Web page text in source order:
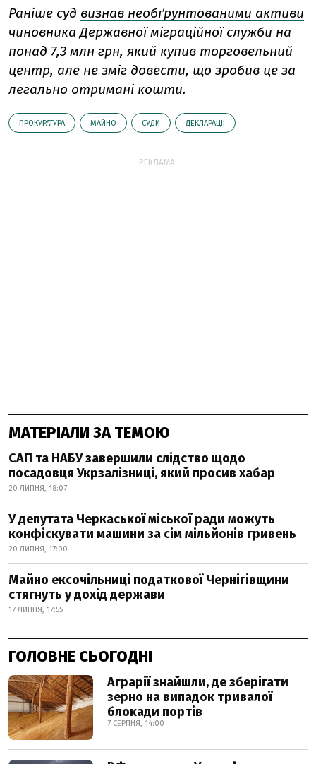
Раніше суд визнав необґрунтованими активи
чиновника Державної міграційної служби на
понад 7,3 млн грн, який купив торговельний
центр, але не зміг довести, що зробив це за
легально отримані кошти.
ПРОКУРАТУРА МАЙНО СУДИ ДЕКЛАРАЦІЇ
РЕКЛАМА:
МАТЕРІАЛИ ЗА ТЕМОЮ
САП та НАБУ завершили слідство щодо
посадовця Укрзалізниці, який просив хабар
20 ЛИПНЯ, 18:07
У депутата Черкаської міської ради можуть
конфіскувати машини за сім мільйонів гривень
20 ЛИПНЯ, 17:00
Майно ексочільниці податкової Чернігівщини
стягнуть у дохід держави
17 ЛИПНЯ, 17:55
ГОЛОВНЕ СЬОГОДНІ
Аграрії знайшли, де зберігати
зерно на випадок тривалої
блокади портів
7 СЕРПНЯ, 14:00